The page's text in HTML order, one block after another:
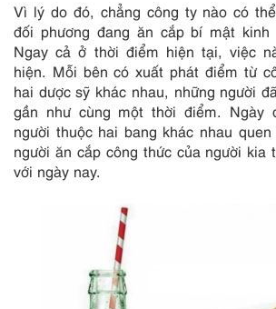
Vì lý do đó, chẳng công ty nào có
đối phương đang ăn cắp bí mật kinh
Ngay cả ở thời điểm hiện tại, việc
hiện. Mỗi bên có xuất phát điểm từ
hai dược sỹ khác nhau, những người
gần như cùng một thời điểm. Ngày
người thuộc hai bang khác nhau
người ăn cắp công thức của người kia
với ngày nay.